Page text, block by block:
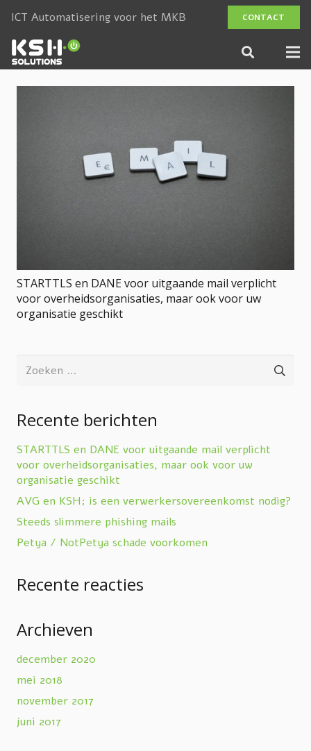
ICT Automatisering voor het MKB CONTACT
STARTTLS en DANE voor uitgaande mail verplicht
voor overheidsorganisaties, maar ook voor uw
organisatie geschikt
Zoeken
Recente berichten
STARTTLS en DANE voor uitgaande mail verplicht
voor overheidsorganisaties, maar ook voor uw
organisatie geschikt
AVG en KSH; is een verwerkersovereenkomst nodig?
Steeds slimmere phishing mails
Petya / NotPetya schade voorkomen
Recente reacties
Archieven
december 2020
mei 2018
november 2017
juni 2017